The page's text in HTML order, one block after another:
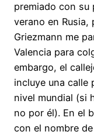
premiado con su
verano en
Griezmann me
Valencia para
embargo, el
incluye una calle
nivel mundial (si
no por él). En el
con el nombre